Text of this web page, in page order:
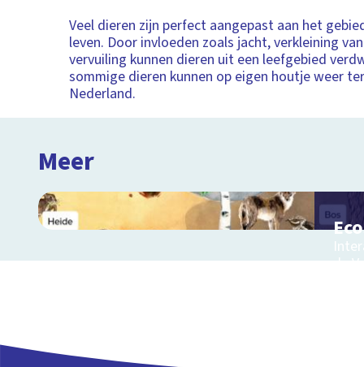
Veel dieren zijn perfect aangepast aan het
leven. Door invloeden zoals jacht, verkleining
vervuiling kunnen dieren uit een leefgebied
sommige dieren kunnen op eigen houtje weer
Nederland.
Meer
de